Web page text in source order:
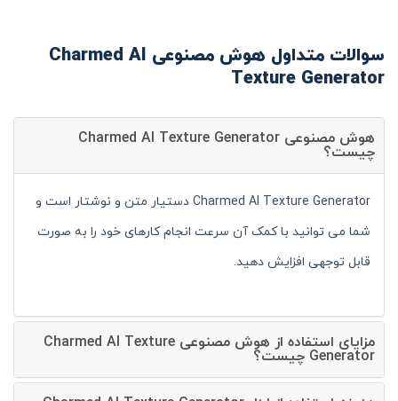
سوالات متداول هوش مصنوعی Charmed AI
Texture Generator
هوش مصنوعی Charmed AI Texture Generator
چیست؟
Charmed AI Texture Generator دستیار متن و نوشتار است و
شما می توانید با کمک آن سرعت انجام کارهای خود را به صورت
قابل توجهی افزایش دهید.
مزایای استفاده از هوش مصنوعی Charmed AI Texture
Generator چیست؟